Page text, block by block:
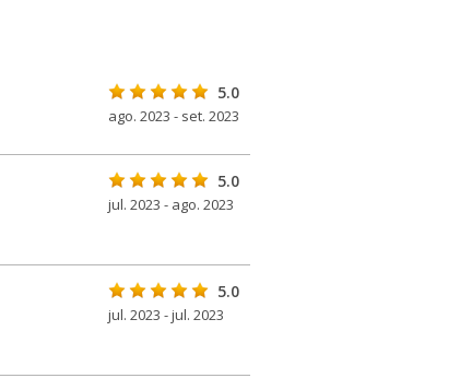
5.0
ago. 2023 - set. 2023
5.0
jul. 2023 - ago. 2023
5.0
jul. 2023 - jul. 2023